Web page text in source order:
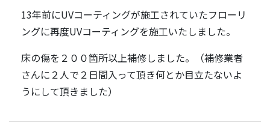
13年前にUVコーティングが施工されていたフローリ
ングに再度UVコーティングを施工いたしました。
床の傷を２００箇所以上補修しました。（補修業者
さんに２人で２日間入って頂き何とか目立たないよ
うにして頂きました）